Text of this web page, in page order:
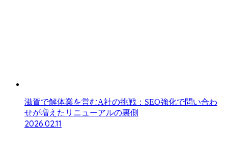
滋賀で解体業を営むA社の挑戦：SEO強化で問い合わ
せが増えたリニューアルの裏側
2026.02.11